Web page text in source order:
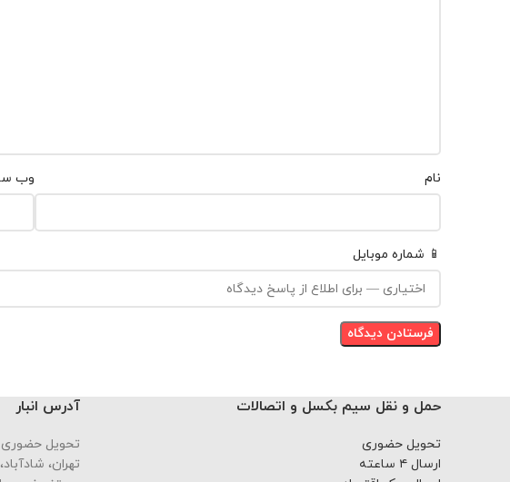
نام وب‌
📱 شماره موبایل
حمل و نقل سیم بکسل و اتصالات
تحویل حضوری
ارسال ۴ ساعته
آدرس انبار
تحویل